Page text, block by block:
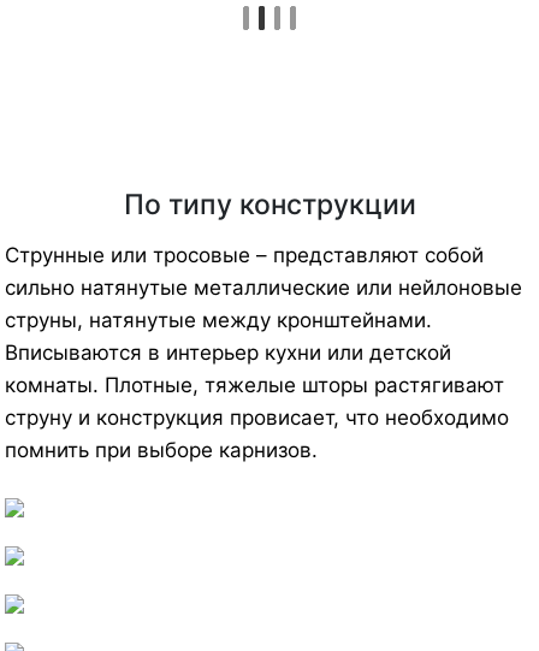
По типу конструкции
Струнные или тросовые – представляют собой
сильно натянутые металлические или нейлоновые
струны, натянутые между кронштейнами.
Вписываются в интерьер кухни или детской
комнаты. Плотные, тяжелые шторы растягивают
струну и конструкция провисает, что необходимо
помнить при выборе карнизов.